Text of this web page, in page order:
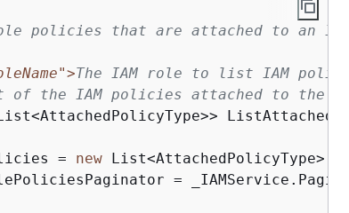
policies that are attached to an
The IAM role to list IAM
the IAM policies attached to the
= new List<AttachedPolicyType>();
=